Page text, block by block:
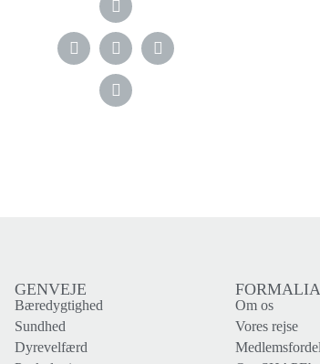
GENVEJE
Bæredygtighed
Sundhed
Dyrevelfærd
FORMALIA
Om os
Vores rejse